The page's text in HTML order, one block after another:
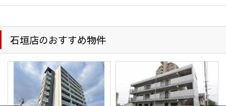
２．個人情報の委託
当社は、1項(1)～(9)の利用目的・業務を履行する為、外部業者
に委託することがあります。この場合、契約等で個人情報の安
全管理に努めます。
３．個人情報の第三者提供
石垣店のおすすめ物件